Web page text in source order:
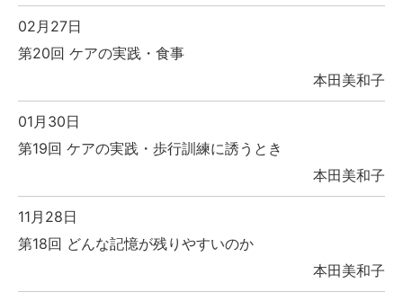
02月27日
第20回 ケアの実践・食事
本田美和子
01月30日
第19回 ケアの実践・歩行訓練に誘うとき
本田美和子
11月28日
第18回 どんな記憶が残りやすいのか
本田美和子